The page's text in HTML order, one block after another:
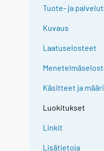
Tuote- ja
Kuvaus
Laatuselosteet
Käsitteet ja
Luokitukset
Linkit
Lisätietoja